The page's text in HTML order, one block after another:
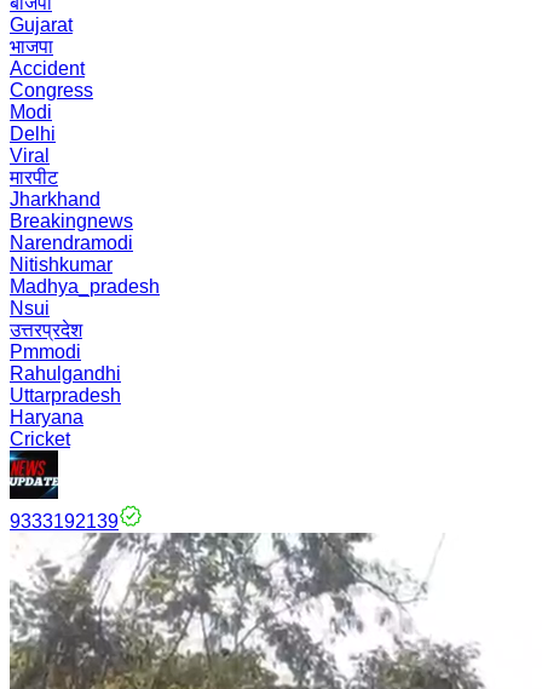
Gujarat
भाजपा
Accident
Congress
Modi
Delhi
Viral
मारपीट
Jharkhand
Breakingnews
Narendramodi
Nitishkumar
Madhya_pradesh
Nsui
उत्तरप्रदेश
Pmmodi
Rahulgandhi
Uttarpradesh
Haryana
Cricket
9333192139